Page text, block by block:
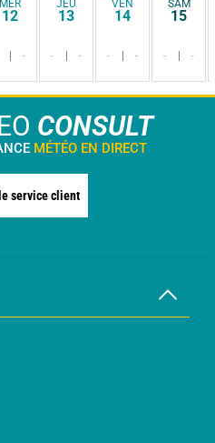
MER
12
-
JEU
13
- -
VEN
14
- -
SAM
15
- -
CONSULT
MÉTÉO EN DIRECT
service client